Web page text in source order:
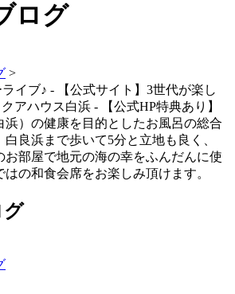
ログ
>
ライブ♪ - 【公式サイト】3世代が楽し
アハウス白浜 - 【公式HP特典あり】
浜）の健康を⽬的としたお⾵呂の総合
白良浜まで歩いて5分と立地も良く、
お部屋で地元の海の幸をふんだんに使
はの和⾷会席をお楽しみ頂けます。
グ